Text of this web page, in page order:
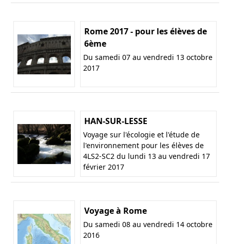
Rome 2017 - pour les élèves de
6ème
Du samedi 07 au vendredi 13 octobre
2017
HAN-SUR-LESSE
Voyage sur l'écologie et l'étude de
l'environnement pour les élèves de
4LS2-SC2 du lundi 13 au vendredi 17
février 2017
Voyage à Rome
Du samedi 08 au vendredi 14 octobre
2016